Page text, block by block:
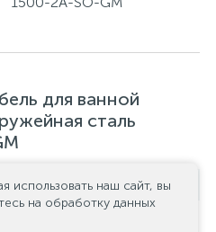
для ванной
сталь
Cezares
использовать наш сайт, вы
на обработку данных